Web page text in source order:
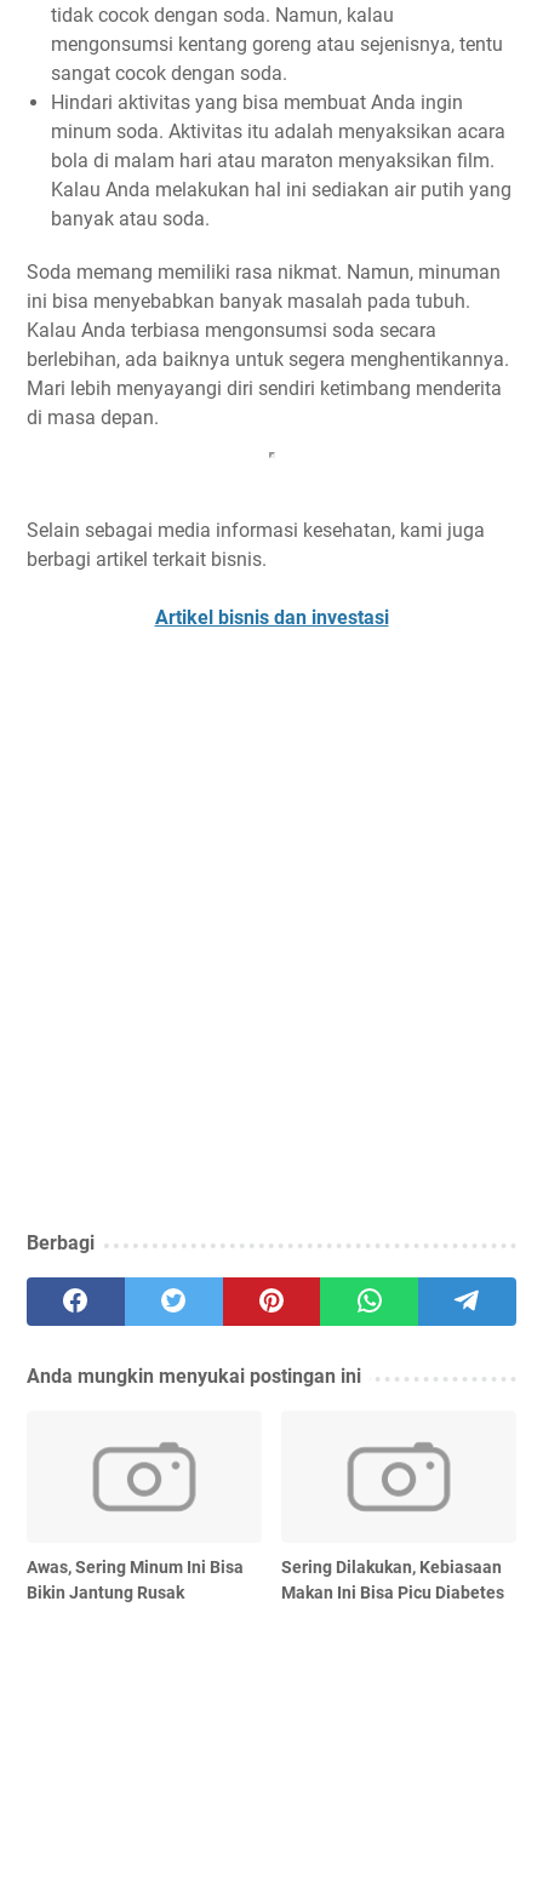
tidak cocok dengan soda. Namun, kalau
mengonsumsi kentang goreng atau sejenisnya, tentu
sangat cocok dengan soda.
Hindari aktivitas yang bisa membuat Anda ingin
minum soda. Aktivitas itu adalah menyaksikan acara
bola di malam hari atau maraton menyaksikan film.
Kalau Anda melakukan hal ini sediakan air putih yang
banyak atau soda.
Soda memang memiliki rasa nikmat. Namun, minuman
ini bisa menyebabkan banyak masalah pada tubuh.
Kalau Anda terbiasa mengonsumsi soda secara
berlebihan, ada baiknya untuk segera menghentikannya.
Mari lebih menyayangi diri sendiri ketimbang menderita
di masa depan.
Selain sebagai media informasi kesehatan, kami juga
berbagi artikel terkait bisnis.
Artikel bisnis dan investasi
Berbagi
Anda mungkin menyukai postingan ini
Awas, Sering Minum Ini Bisa
Bikin Jantung Rusak
Sering Dilakukan, Kebiasaan
Makan Ini Bisa Picu Diabetes